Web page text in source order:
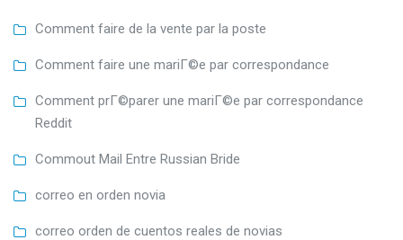
Comment faire de la vente par la poste
Comment faire une mariГ©e par correspondance
Comment prГ©parer une mariГ©e par correspondance
Reddit
Commout Mail Entre Russian Bride
correo en orden novia
correo orden de cuentos reales de novias